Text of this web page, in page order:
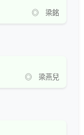
◎ 梁銘
◎ 梁燕兒